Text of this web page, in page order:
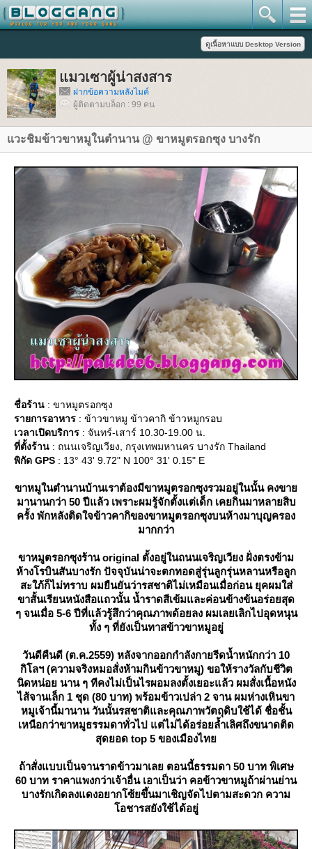
มวเซาผู้น่าสงสาร
ฝากข้อความหลังไมค์
ผู้ติดตามบล็อก : 99 คน
วะชิมข้าวขาหมูในตำนาน @ ขาหมูตรอกซุง บางรัก
ชื่อร้าน : ขาหมูตรอกซุง
รายการอาหาร : ข้าวขาหมู ข้าวคากิ ข้าวหมูกรอบ
เวลาเปิดบริการ : จันทร์-เสาร์ 10.30-19.00 น.
ที่ตั้งร้าน : ถนนเจริญเวียง, กรุงเทพมหานคร บางรัก Thailand
พิกัด GPS : 13° 43' 9.72" N 100° 31' 0.15" E
ขาหมูในตำนานบ้านเราต้องมีขาหมูตรอกซุงรวมอยู่ในนั้น คงขา
มานานกว่า 50 ปีแล้ว เพราะผมรู้จักตั้งแต่เด็ก เคยกินมาหลายสิบ
ครั้ง พักหลังติดใจข้าวคากิของขาหมูตรอกซุงบนห้างมาบุญครอง
มากกว่า
ขาหมูตรอกซุงร้าน original ตั้งอยู่ในถนนเจริญเวียง ฝั่งตรงข้าม
ห้างโรบินสันบางรัก ปัจจุบันน่าจะตกทอดสู่รุ่นลูกรุ่นหลานหรือลูก
สะใภ้ก็ไม่ทราบ ผมยืนยันว่ารสชาติไม่เหมือนเมื่อก่อน ยุคผมใส่
ขาสั้นเรียนหนังสือแถวนั้น น้ำราดสีเข้มและค่อนข้างข้นอร่อยสุด
ๆ จนเมื่อ 5-6 ปีที่แล้วรู้สึกว่าคุณภาพด้อยลง ผมเลยเลิกไปอุดหนุน
ทั้ง ๆ ที่ยังเป็นทาสข้าวขาหมูอยู่
วันดีคืนดี (ต.ค.2559) หลังจากออกกำลังกายรีดน้ำหนักกว่า 10
กิโลฯ (ความจริงหมอสั่งห้ามกินข้าวขาหมู) ขอให้รางวัลกับชีวิต
นิดหน่อย นาน ๆ ทีคงไม่เป็นไรผอมลงตั้งเยอะแล้ว ผมสั่งเนื้อหนัง
ไส้จานเล็ก 1 ชุด (80 บาท) พร้อมข้าวเปล่า 2 จาน ผมห่างเหินขา
หมูเจ้านี้มานาน วันนั้นรสชาติและคุณภาพวัตถุดิบใช้ได้ ชื่อชั้น
เหนือกว่าขาหมูธรรมดาทั่วไป แต่ไม่ได้อร่อยล้ำเลิศถึงขนาดติด
สุดยอด top 5 ของเมืองไท
ถ้าสั่งแบบเป็นจานราดข้าวมาเลย ตอนนี้ธรรมดา 50 บาท พิเศษ
60 บาท ราคาแพงกว่าเจ้าอื่น เอาเป็นว่า คอข้าวขาหมูถ้าผ่านย่าน
บางรักเกิดลงแดงอยากโซ้ยขึ้นมาเชิญจัดไปตามสะดวก ความ
อชารสยังใช้ได้อยู่